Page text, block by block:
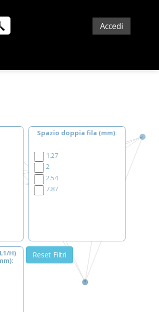
Accedi
Spazio doppia fila (mm)
1.27
2
2.54
7.87
H)
Reset Filtri